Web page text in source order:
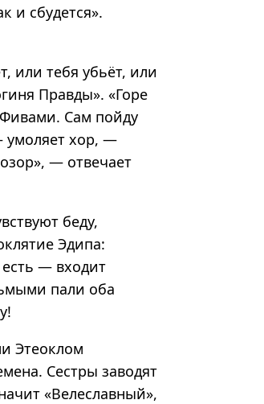
и сбудется».
или тебя убьёт, или
Правды». «Горе
Сам пойду
умоляет хор, —
— отвечает
беду,
Эдипа:
— входит
пали оба
Этеоклом
Сестры заводят
«Велеславный»,